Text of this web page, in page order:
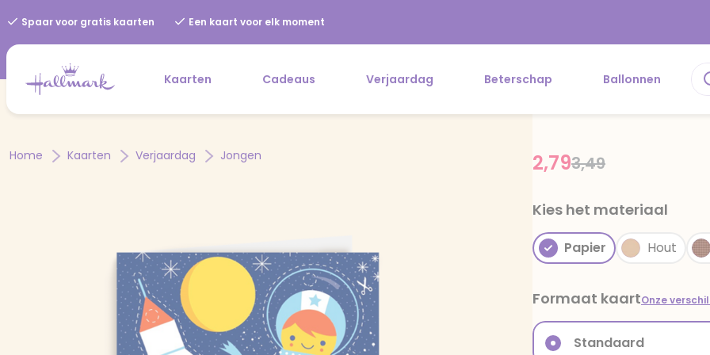
Spaar voor gratis kaarten Een kaart voor elk moment
Kaarten Cadeaus Verjaardag Beterschap Ballonnen
Home Kaarten Verjaardag Jongen Price reduced
3,49to
2,79
Kies het materiaal
Papier Hout
Formaat kaartOnze
Standaard